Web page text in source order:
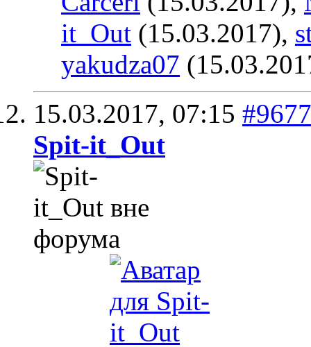
it_Out (15.03.2017),
yakudza07
15.03.2017, 07:15 #9677
Spit-it_Out